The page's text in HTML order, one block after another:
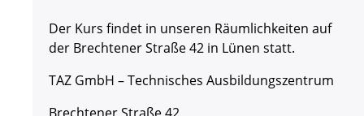
Der Kurs findet in unseren Räumlichkeiten auf
der Brechtener Straße 42 in Lünen statt.
TAZ GmbH – Technisches Ausbildungszentrum